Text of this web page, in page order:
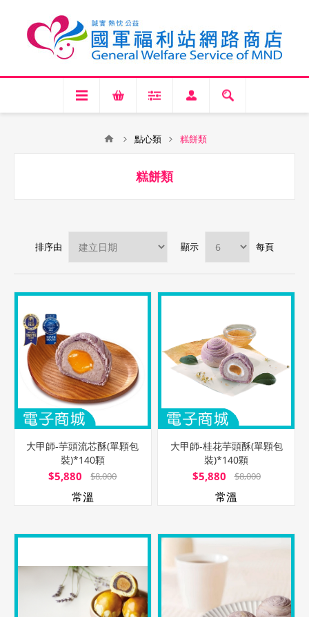
點心類 糕餅類
糕餅類
排序由 顯示 每頁
大甲師-芋頭流芯酥(單顆包
裝)*140顆
$5,880 $8,000
常溫
大甲師-桂花芋頭酥(單顆包
裝)*140顆
$5,880 $8,000
常溫